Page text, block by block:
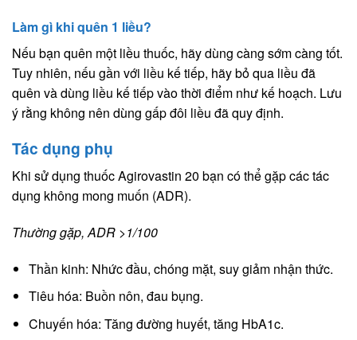
Làm gì khi quên 1 liều?
Nếu bạn quên một liều thuốc, hãy dùng càng sớm càng tốt.
Tuy nhiên, nếu gần với liều kế tiếp, hãy bỏ qua liều đã
quên và dùng liều kế tiếp vào thời điểm như kế hoạch. Lưu
ý rằng không nên dùng gấp đôi liều đã quy định.
Tác dụng phụ
Khi sử dụng thuốc Agirovastin 20 bạn có thể gặp các tác
dụng không mong muốn (ADR).
Thường gặp, ADR >1/100
Thần kinh: Nhức đầu, chóng mặt, suy giảm nhận thức.
Tiêu hóa: Buồn nôn, đau bụng.
Chuyến hóa: Tăng đường huyết, tăng HbA1c.